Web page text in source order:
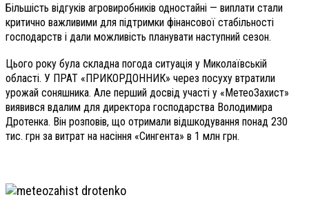
Більшість відгуків агровиробників одностайні — виплати стали
критично важливими для підтримки фінансової стабільності
господарств і дали можливість планувати наступний сезон.
Цього року була складна погода ситуація у Миколаївській
області. У ПРАТ «ПРИКОРДОННИК» через посуху втратили
урожай соняшника. Але перший досвід участі у «МетеоЗахист»
виявився вдалим для директора господарства Володимира
Дротенка. Він розповів, що отримали відшкодування понад 230
тис. грн за витрат на насіння «Сингента» в 1 млн грн.